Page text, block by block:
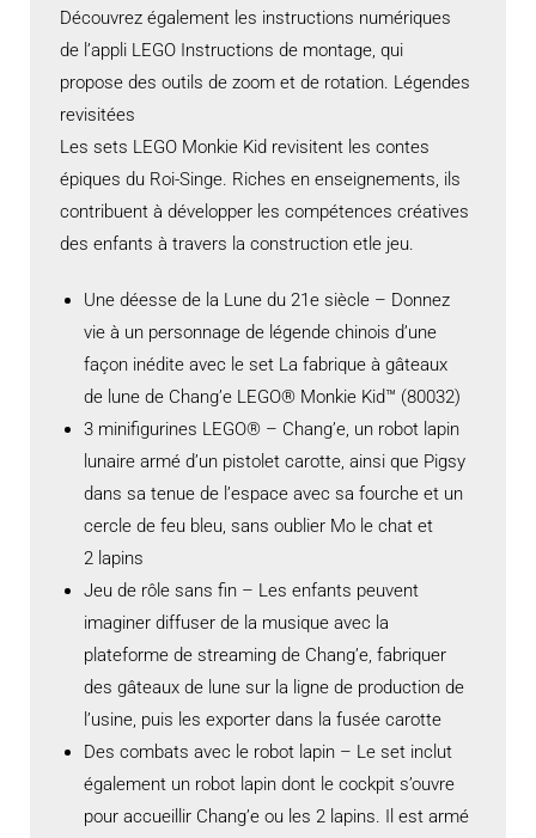
Découvrez également les instructions numériques
de l’appli LEGO Instructions de montage, qui
propose des outils de zoom et de rotation. Légendes
revisitées
Les sets LEGO Monkie Kid revisitent les contes
épiques du Roi-Singe. Riches en enseignements, ils
contribuent à développer les compétences créatives
des enfants à travers la construction etle jeu.
Une déesse de la Lune du 21e siècle – Donnez
vie à un personnage de légende chinois d’une
façon inédite avec le set La fabrique à gâteaux
de lune de Chang’e LEGO® Monkie Kid™ (80032)
3 minifigurines LEGO® – Chang’e, un robot lapin
lunaire armé d’un pistolet carotte, ainsi que Pigsy
dans sa tenue de l’espace avec sa fourche et un
cercle de feu bleu, sans oublier Mo le chat et
2 lapins
Jeu de rôle sans fin – Les enfants peuvent
imaginer diffuser de la musique avec la
plateforme de streaming de Chang’e, fabriquer
des gâteaux de lune sur la ligne de production de
l’usine, puis les exporter dans la fusée carotte
Des combats avec le robot lapin – Le set inclut
également un robot lapin dont le cockpit s’ouvre
pour accueillir Chang’e ou les 2 lapins. Il est armé